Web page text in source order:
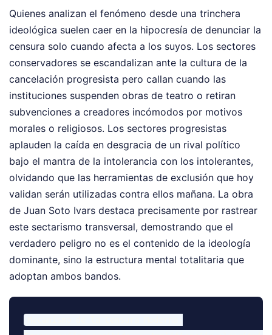
Quienes analizan el fenómeno desde una trinchera
ideológica suelen caer en la hipocresía de denunciar la
censura solo cuando afecta a los suyos. Los sectores
conservadores se escandalizan ante la cultura de la
cancelación progresista pero callan cuando las
instituciones suspenden obras de teatro o retiran
subvenciones a creadores incómodos por motivos
morales o religiosos. Los sectores progresistas
aplauden la caída en desgracia de un rival político
bajo el mantra de la intolerancia con los intolerantes,
olvidando que las herramientas de exclusión que hoy
validan serán utilizadas contra ellos mañana. La obra
de Juan Soto Ivars destaca precisamente por rastrear
este sectarismo transversal, demostrando que el
verdadero peligro no es el contenido de la ideología
dominante, sino la estructura mental totalitaria que
adoptan ambos bandos.